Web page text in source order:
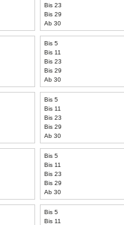
Bis 23
Bis 29
Ab 30
Bis 5
Bis 11
Bis 23
Bis 29
Ab 30
Bis 5
Bis 11
Bis 23
Bis 29
Ab 30
Bis 5
Bis 11
Bis 23
Bis 29
Ab 30
Bis 5
Bis 11